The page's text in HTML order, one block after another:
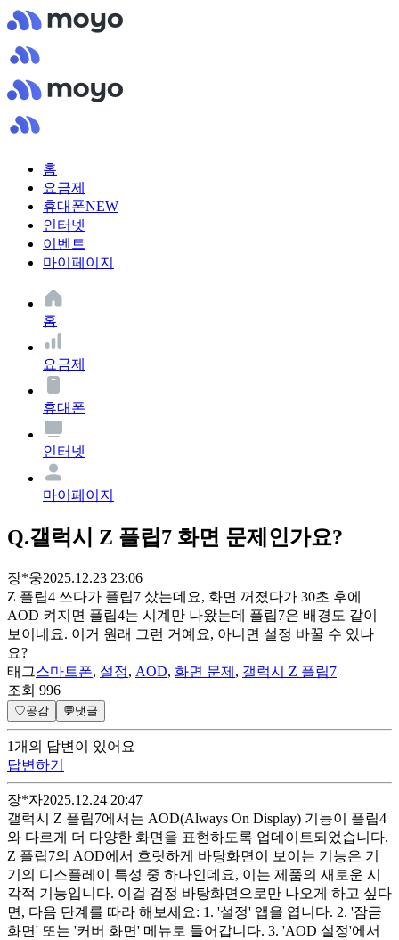
홈
요금제
휴대폰NEW
인터넷
이벤트
마이페이지
홈
요금제
휴대폰
인터넷
마이페이지
Q.갤럭시 Z 플립7 화면 문제인가요?
장*웅2025.12.23 23:06
Z 플립4 쓰다가 플립7 샀는데요, 화면 꺼졌다가 30초 후에
AOD 켜지면 플립4는 시계만 나왔는데 플립7은 배경도 같이
보이네요. 이거 원래 그런 거예요, 아니면 설정 바꿀 수 있나
요?
태그스마트폰, 설정, AOD, 화면 문제 , 갤럭시 Z 플립7
조회 996
♡공감 💬댓글
1개 의 답변이 있어요
답변하기
장*자2025.12.24 20:47
갤럭시 Z 플립7에서는 AOD(Always On Display) 기능이 플립4
와 다르게 더 다양한 화면을 표현하도록 업데이트되었습니다.
Z 플립7의 AOD에서 흐릿하게 바탕화면이 보이는 기능은 기
기의 디스플레이 특성 중 하나인데요, 이는 제품의 새로운 시
각적 기능입니다. 이걸 검정 바탕화면으로만 나오게 하고 싶다
면, 다음 단계를 따라 해보세요: 1. '설정' 앱을 엽니다. 2. '잠금
화면' 또는 '커버 화면' 메뉴로 들어갑니다. 3. 'AOD 설정'에서